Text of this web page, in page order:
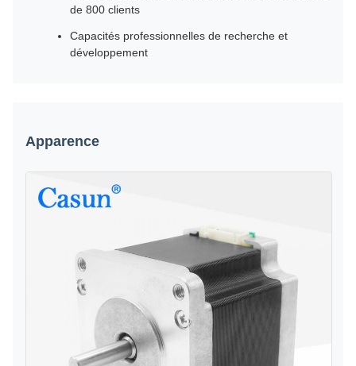
de 800 clients
Capacités professionnelles de recherche et
développement
Apparence